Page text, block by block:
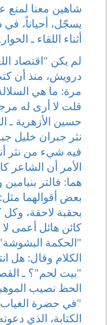
شاهين معنا لمنع
يسجّل، أحياناً،
أثناء اللقاء ـ الحوار.
لم يكن "اقتصاد
درويش، منذ أن
مرة: ما هي السلالة
قلت لا أرى له
حسين الأزهرية ـ
نثر جبران خليل
فيه شيء من نثر
الأمر أن الشاعر
هما: فالتر
بعض أقوالهما
بحقبة لاحقة، وكل
كائن هائل أعمى
"الحكمة
الكلام وقال: هل
"بيت لحم"؟ ـ
الحظ نصيب
"في حضرة الغياب"
الكتابة، الذي